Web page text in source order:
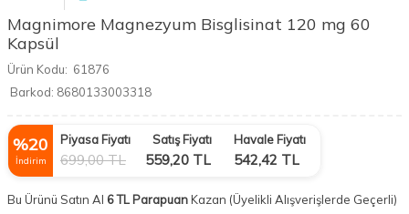
Magnimore Magnezyum Bisglisinat 120 mg 60
Kapsül
Ürün Kodu: 61876
Barkod: 8680133003318
%20
İndirim
Piyasa Fiyatı
699,00TL
Satış Fiyatı
559,20 TL
Havale Fiyatı
542,42 TL
Bu Ürünü Satın Al 6 TL ParapuanKazan (Üyelikli Alışverişlerde Geçerli)